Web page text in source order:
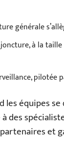
générale
à la taille
pilotée
les équipes
des
et